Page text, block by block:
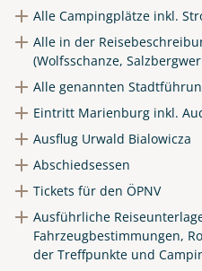
Alle Campingplätze inkl.
Alle in der
(Wolfsschanze,
Alle genannten
Eintritt Marienburg inkl.
Ausflug Urwald Bialowicza
Abschiedsessen
Tickets für den ÖPNV
Ausführliche
Fahrzeugbestimmungen,
der Treffpunkte und